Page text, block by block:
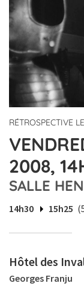
RÉTROSPECTIVE
2008,
SALLE
14h30 15h25
Hôtel des
Georges Franju